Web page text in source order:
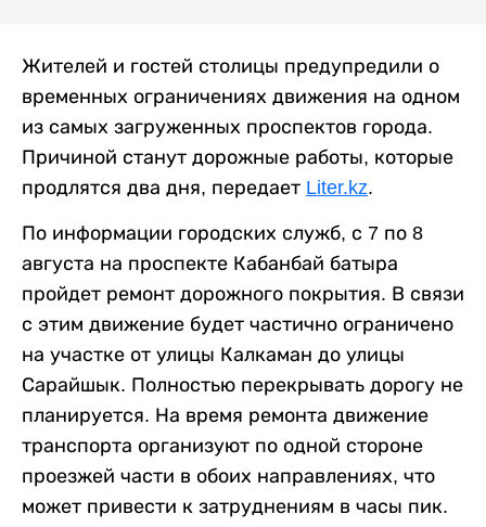
Жителей и гостей столицы предупредили о
временных ограничениях движения на одном
из самых загруженных проспектов города.
Причиной станут дорожные работы, которые
продлятся два дня, передает Liter.kz.
По информации городских служб, с 7 по 8
августа на проспекте Кабанбай батыра
пройдет ремонт дорожного покрытия. В связи
с этим движение будет частично ограничено
на участке от улицы Калкаман до улицы
Сарайшык. Полностью перекрывать дорогу не
планируется. На время ремонта движение
транспорта организуют по одной стороне
проезжей части в обоих направлениях, что
может привести к затруднениям в часы пик.